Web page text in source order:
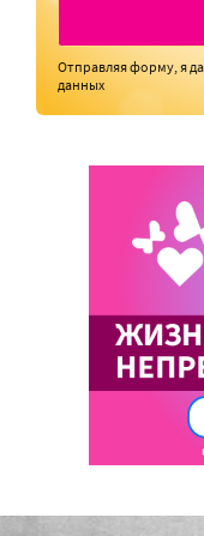
Отправляя форму, я
данных